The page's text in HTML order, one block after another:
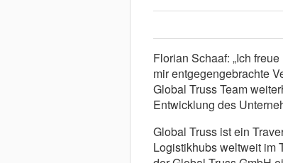
Florian Schaaf: „Ich
mir entgegengebrachte
Global Truss Team
Entwicklung des
Global Truss ist ein
Logistikhubs weltweit im